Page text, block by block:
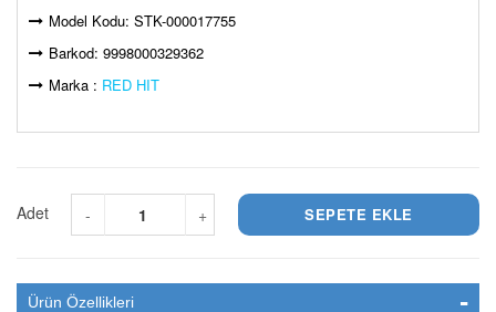
Model Kodu: STK-000017755
Barkod: 9998000329362
Marka : RED HIT
Adet +
-
Ürün Özellikleri